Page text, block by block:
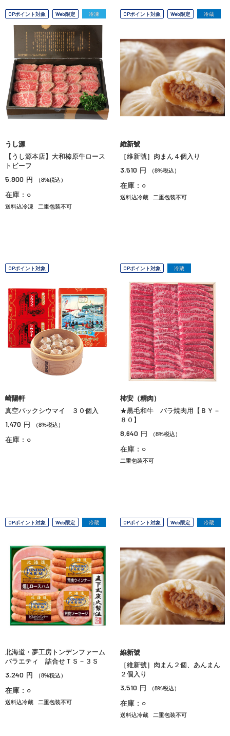
OPポイント対象 Web限定 冷凍
うし源
【うし源本店】大和榛原牛ロース
トビーフ
5,800 円 （8%税込）
在庫：○
送料込冷凍 二重包装不可
OPポイント対象 Web限定 冷蔵
維新號
［維新號］肉まん４個入り
3,510 円 （8%税込）
在庫：○
送料込冷蔵 二重包装不可
OPポイント対象
崎陽軒
真空パックシウマイ ３０個入
1,470 円 （8%税込）
在庫：○
OPポイント対象 冷蔵
柿安（精肉）
★黒毛和牛 バラ焼肉用【ＢＹ－
８０】
8,640 円 （8%税込）
在庫：○
二重包装不可
OPポイント対象 Web限定 冷蔵
北海道・夢工房トンデンファーム
バラエティ 詰合せＴＳ－３Ｓ
3,240 円 （8%税込）
在庫：○
送料込冷蔵 二重包装不可
OPポイント対象 Web限定 冷蔵
維新號
［維新號］肉まん２個、あんまん
２個入り
3,510 円 （8%税込）
在庫：○
送料込冷蔵 二重包装不可